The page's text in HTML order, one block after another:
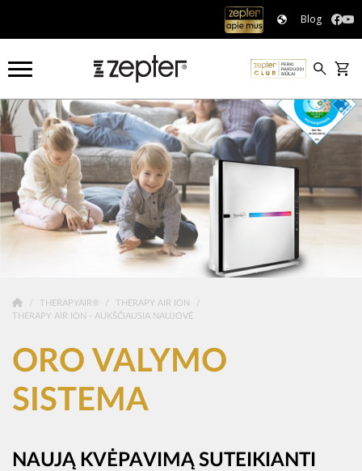
Blog
THERAPYAIR®
THERAPY AIR ION
THERAPY AIR ION - AUKŠČIAUSIA NAUJOVĖ
ORO VALYMO
SISTEMA
NAUJĄ KVĖPAVIMĄ SUTEIKIANTI